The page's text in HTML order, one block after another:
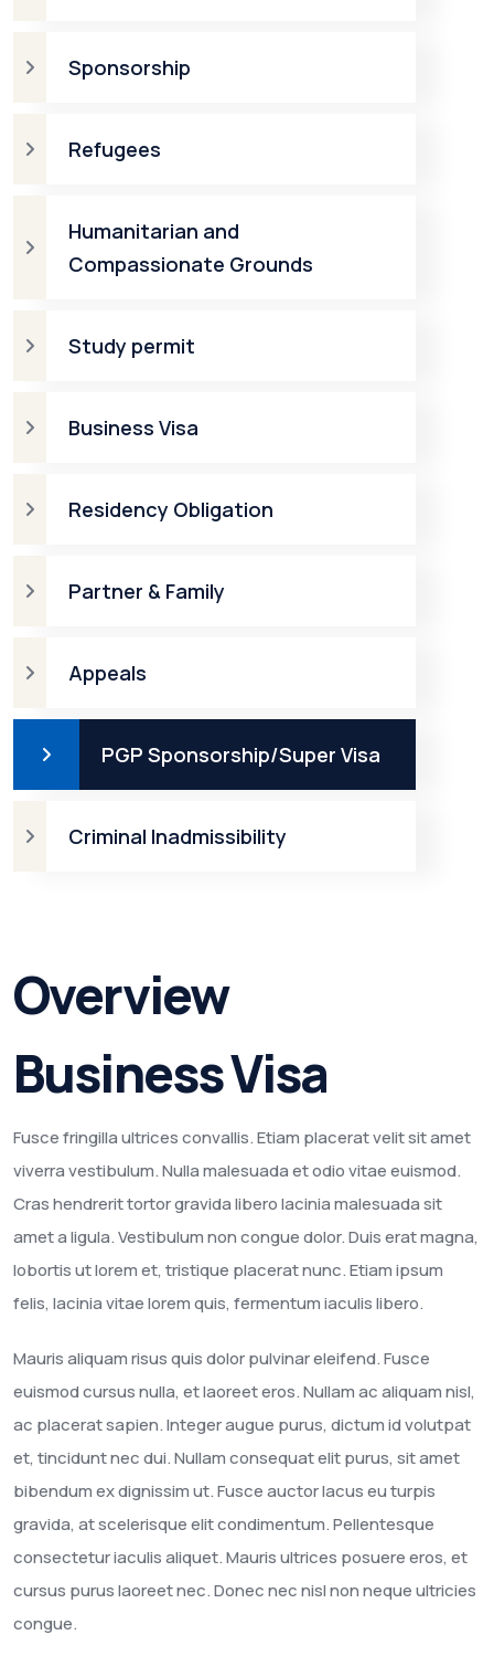
Sponsorship
Refugees
Humanitarian and
Compassionate Grounds
Study permit
Business Visa
Residency Obligation
Partner & Family
Appeals
PGP Sponsorship/Super Visa
Criminal Inadmissibility
Overview
Business Visa
Fusce fringilla ultrices convallis. Etiam placerat velit sit amet
viverra vestibulum. Nulla malesuada et odio vitae euismod.
Cras hendrerit tortor gravida libero lacinia malesuada sit
amet a ligula. Vestibulum non congue dolor. Duis erat magna,
lobortis ut lorem et, tristique placerat nunc. Etiam ipsum
felis, lacinia vitae lorem quis, fermentum iaculis libero.
Mauris aliquam risus quis dolor pulvinar eleifend. Fusce
euismod cursus nulla, et laoreet eros. Nullam ac aliquam nisl,
ac placerat sapien. Integer augue purus, dictum id volutpat
et, tincidunt nec dui. Nullam consequat elit purus, sit amet
bibendum ex dignissim ut. Fusce auctor lacus eu turpis
gravida, at scelerisque elit condimentum. Pellentesque
consectetur iaculis aliquet. Mauris ultrices posuere eros, et
cursus purus laoreet nec. Donec nec nisl non neque ultricies
congue.